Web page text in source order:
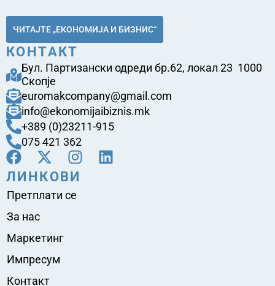
ЧИТАЈТЕ „ЕКОНОМИЈА И БИЗНИС“
КОНТАКТ
Бул. Партизански одреди бр.62, локал 23 1000
Скопје
euromakcompany@gmail.com
info@ekonomijaibiznis.mk
+389 (0)23211-915
075 421 362
ЛИНКОВИ
Претплати се
За нас
Маркетинг
Импресум
Контакт